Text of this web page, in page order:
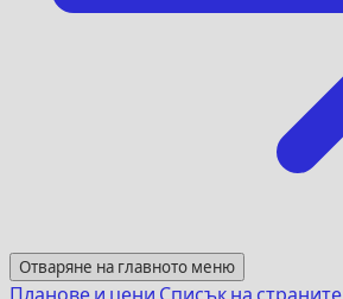
Отваряне на главното меню
Планове и цени Списък на страните